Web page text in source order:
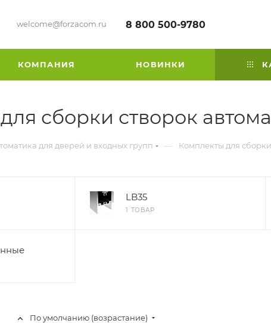
welcome@forzacom.ru 8 800 500-9780
КОМПАНИЯ НОВИНКИ
сборки створок
для дверей и входных групп — Комплекты для
LB35
1 ТОВАР
По умолчанию (возрастание)